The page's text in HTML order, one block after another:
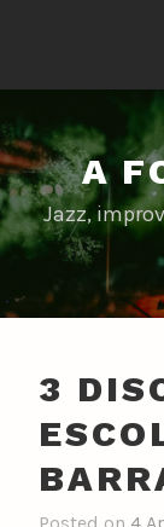
A
Jazz,
3